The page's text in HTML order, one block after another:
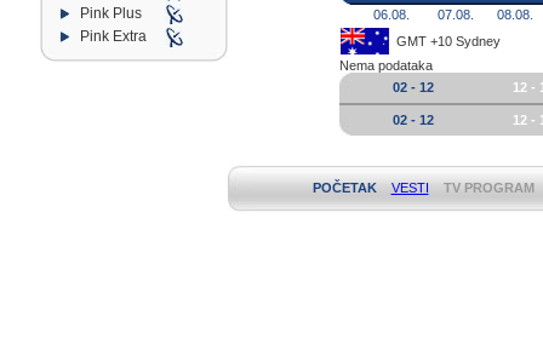
Pink Plus
Pink Extra
06.08.
07.08.
08.08.
GMT +10 Sydney
Nema podataka
02 - 12
12 -
02 - 12 12 -
POČETAK VESTI TV PROGRAM